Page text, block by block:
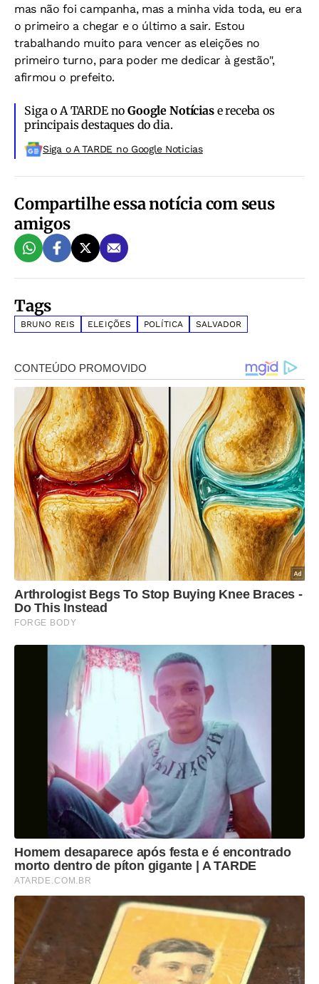
mas não foi campanha, mas a minha vida toda, eu era
o primeiro a chegar e o último a sair. Estou
trabalhando muito para vencer as eleições no
primeiro turno, para poder me dedicar à gestão",
afirmou o prefeito.
Siga o A TARDE noGoogle Notíciase receba os
principais destaques do dia.
Siga o A TARDE no Google Noticias
Compartilhe essa notícia com seus
amigos
Tags
BRUNO REIS ELEIÇÕES POLÍTICA SALVADOR